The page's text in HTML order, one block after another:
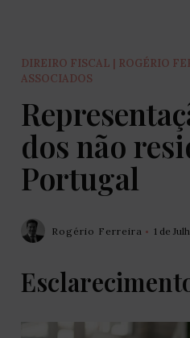
DIREIRO FISCAL | ROGÉRIO
ASSOCIADOS
dos não
Portugal
Rogério Ferreira 1 de